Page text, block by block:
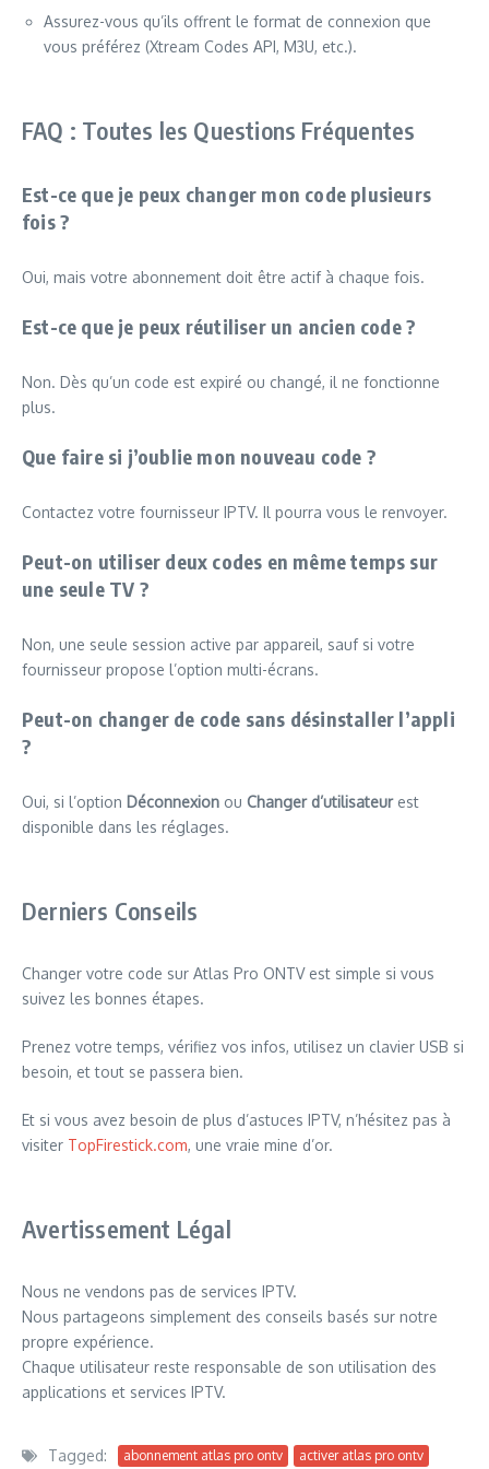
Assurez-vous qu’ils offrent le format de connexion que
vous préférez (Xtream Codes API, M3U, etc.).
FAQ : Toutes les Questions Fréquentes
Est-ce que je peux changer mon code plusieurs
fois ?
Oui, mais votre abonnement doit être actif à chaque fois.
Est-ce que je peux réutiliser un ancien code ?
Non. Dès qu’un code est expiré ou changé, il ne fonctionne
plus.
Que faire si j’oublie mon nouveau code ?
Contactez votre fournisseur IPTV. Il pourra vous le renvoyer.
Peut-on utiliser deux codes en même temps sur
une seule TV ?
Non, une seule session active par appareil, sauf si votre
fournisseur propose l’option multi-écrans.
Peut-on changer de code sans désinstaller l’appli
?
Oui, si l’option Déconnexion ou Changer d’utilisateurest
disponible dans les réglages.
Derniers Conseils
Changer votre code sur Atlas Pro ONTV est simple si vous
suivez les bonnes étapes.
Prenez votre temps, vérifiez vos infos, utilisez un clavier USB si
besoin, et tout se passera bien.
Et si vous avez besoin de plus d’astuces IPTV, n’hésitez pas à
visiter TopFirestick.com, une vraie mine d’or.
Avertissement Légal
Nous ne vendons pas de services IPTV.
Nous partageons simplement des conseils basés sur notre
propre expérience.
Chaque utilisateur reste responsable de son utilisation des
applications et services IPTV.
Tagged: abonnement atlas pro ontv
activer atlas pro ontv